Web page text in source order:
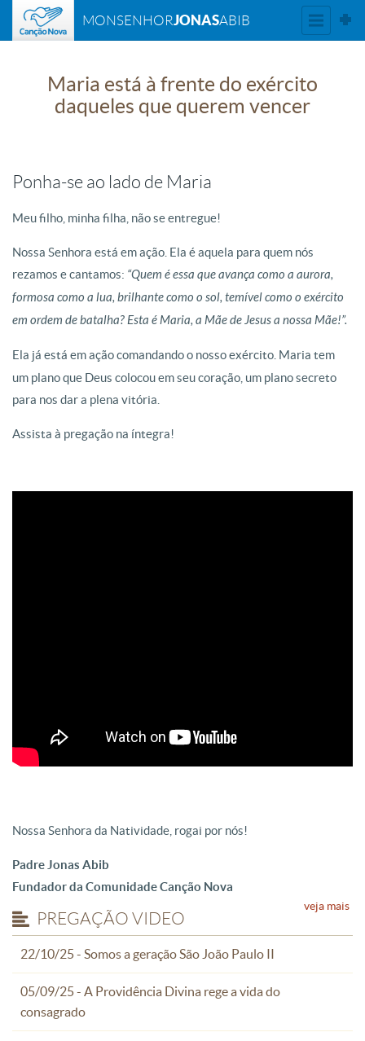
MONSENHORJONASABIB
Maria está à frente do exército
daqueles que querem vencer
Ponha-se ao lado de Maria
Meu filho, minha filha, não se entregue!
Nossa Senhora está em ação. Ela é aquela para quem nós
rezamos e cantamos: “Quem é essa que avança como a aurora,
formosa como a lua, brilhante como o sol, temível como o exército
em ordem de batalha? Esta é Maria, a Mãe de Jesus a nossa Mãe!”.
Ela já está em ação comandando o nosso exército. Maria tem
um plano que Deus colocou em seu coração, um plano secreto
para nos dar a plena vitória.
Assista à pregação na íntegra!
Nossa Senhora da Natividade, rogai por nós!
Padre Jonas Abib
Fundador da Comunidade Canção Nova
PREGAÇÃO VIDEO
22/10/25 - Somos a geração São João Paulo II
05/09/25 - A Providência Divina rege a vida do
consagrado
veja mais